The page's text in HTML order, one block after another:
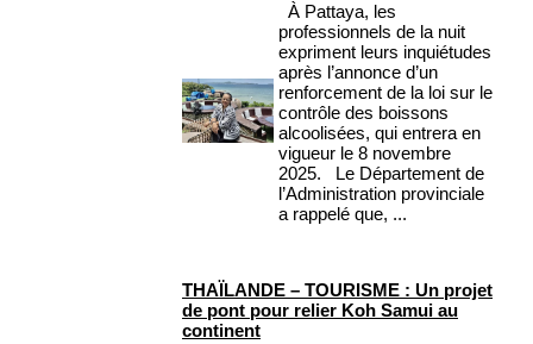
À Pattaya, les
professionnels de la nuit
expriment leurs inquiétudes
après l’annonce d’un
renforcement de la loi sur le
contrôle des boissons
alcoolisées, qui entrera en
vigueur le 8 novembre
2025. Le Département de
l’Administration provinciale
a rappelé que, ...
THAÏLANDE – TOURISME : Un projet
de pont pour relier Koh Samui au
continent